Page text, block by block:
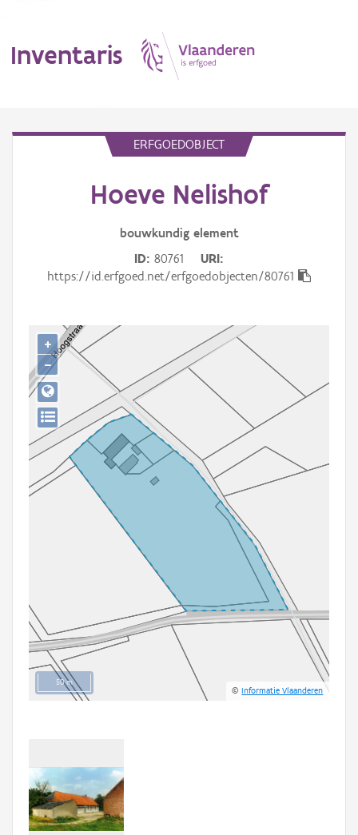
Inventaris
Gebeurtenis
Persoon of collectief
Downloads
Hergebruik
Aanmelden
ERFGOEDOBJECT
Hoeve Nelishof
bouwkundig element
ID 80761
URI
https://id.erfgoed.net/erfgoedobjecten/80761
50 m
©Informatie Vlaanderen
+
−